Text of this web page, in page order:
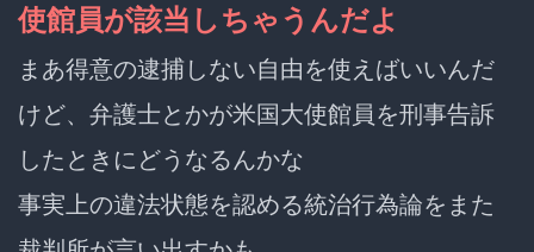
使館員が該当しちゃうんだよ
まあ得意の逮捕しない自由を使えばいいんだ
けど、弁護士とかが米国大使館員を刑事告訴
したときにどうなるんかな
事実上の違法状態を認める統治行為論をまた